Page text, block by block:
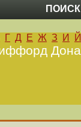
Г Д Е Ж З И Й